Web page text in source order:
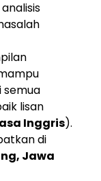
semua
lisan
Inggris).
di
Jawa